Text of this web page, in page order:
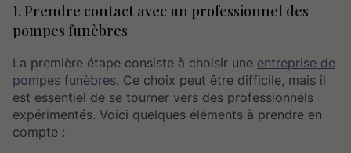
1. Prendre contact avec un professionnel des
pompes funèbres
La première étape consiste à choisir une entreprise de
pompes funèbres. Ce choix peut être difficile, mais il
est essentiel de se tourner vers des professionnels
expérimentés. Voici quelques éléments à prendre en
compte :